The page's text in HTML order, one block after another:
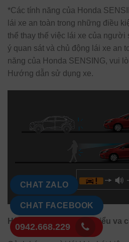
CHAT ZALO
CHAT FACEBOOK
0942.668.229
*Các tính năng của Honda
lái xe an toàn trong những điều
thể thay thế việc lái xe của người
ý quan sát và chủ động lái xe an
năng của Honda SENSING, vui
Hướng dẫn sử dụng xe.
Hệ thống phanh giảm thiểu va